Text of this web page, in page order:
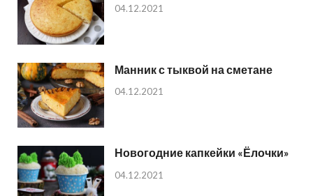
04.12.2021
Манник с тыквой на сметане
04.12.2021
Новогодние капкейки «Ёлочки»
04.12.2021